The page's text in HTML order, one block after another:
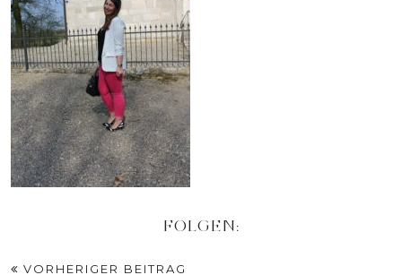
FOLGEN:
VORHERIGER BEITRAG